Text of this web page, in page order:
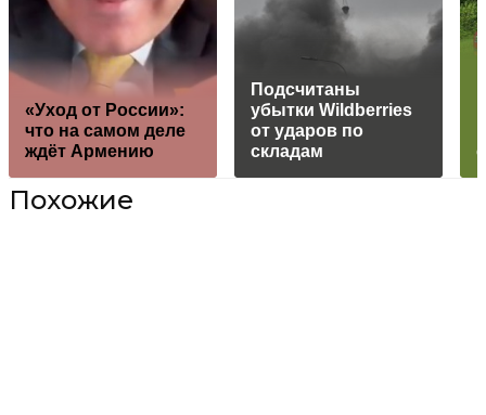
«Уход от России»:
что на самом деле
ждёт Армению
Подсчитаны
убытки Wildberries
от ударов по
складам
Похожие